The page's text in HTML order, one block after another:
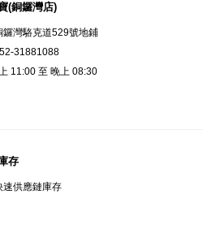
(銅鑼灣店)
鑼灣駱克道529號地鋪
31881088
11:00 至 晚上 08:30
存
速供應鏈庫存